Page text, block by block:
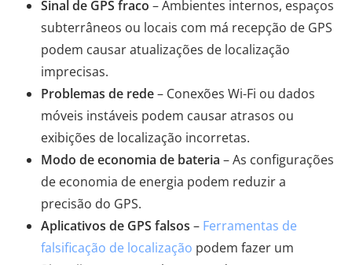
Sinal de GPS fraco – Ambientes internos, espaços
subterrâneos ou locais com má recepção de GPS
podem causar atualizações de localização
imprecisas.
Problemas de rede– Conexões Wi-Fi ou dados
móveis instáveis ​​podem causar atrasos ou
exibições de localização incorretas.
Modo de economia de bateria – As configurações
de economia de energia podem reduzir a
precisão do GPS.
Aplicativos de GPS falsos – Ferramentas de
falsificação de localização podem fazer um